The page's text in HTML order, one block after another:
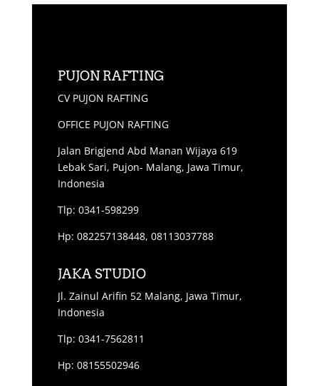
PUJON RAFTING
CV PUJON RAFTING
OFFICE PUJON RAFTING
Jalan Brigjend Abd Manan Wijaya 619
Lebak Sari, Pujon- Malang, Jawa Timur,
Indonesia
Tlp: 0341-598299
Hp: 082257138448, 08113037788
JAKA STUDIO
Jl. Zainul Arifin 52 Malang, Jawa Timur,
Indonesia
Tlp: 0341-7562811
Hp: 08155502946